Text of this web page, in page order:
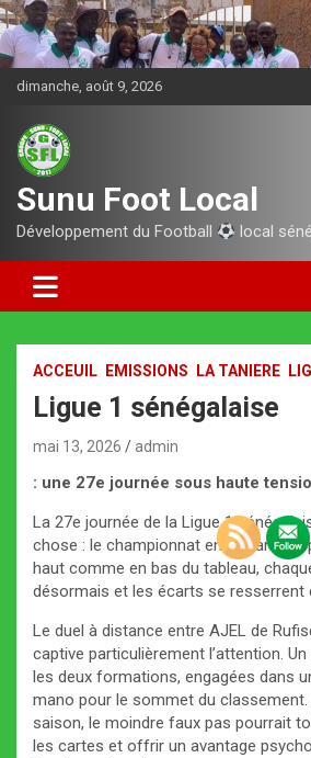
Aller
au
contenu
dimanche, août 9, 2026
Sunu Foot Local
Développement du Football local
ACCEUIL EMISSIONS LA TANIERE
Ligue 1 sénégalaise
mai 13, 2026 admin
: une 27e journée sous haute
La 27e journée de la Ligue 1
chose : le championnat entre dans sa
haut comme en bas du tableau,
désormais et les écarts se resserrent
Le duel à distance entre AJEL de
captive particulièrement l’attention.
les deux formations, engagées dans
mano pour le sommet du
saison, le moindre faux pas pourrait
les cartes et offrir un avantage